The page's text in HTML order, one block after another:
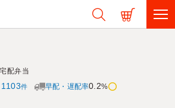
配弁当
1103件 早配・遅配率0.2%